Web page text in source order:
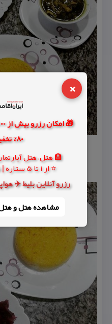
×
80% تخفیف واقعی
🏨 هتل، هتل
⭐ از 1 تا 5 ستاره | فولبرد | نزدیک حرم
رزرو آنلاین بلیط ✈️
مشاهده هتل و